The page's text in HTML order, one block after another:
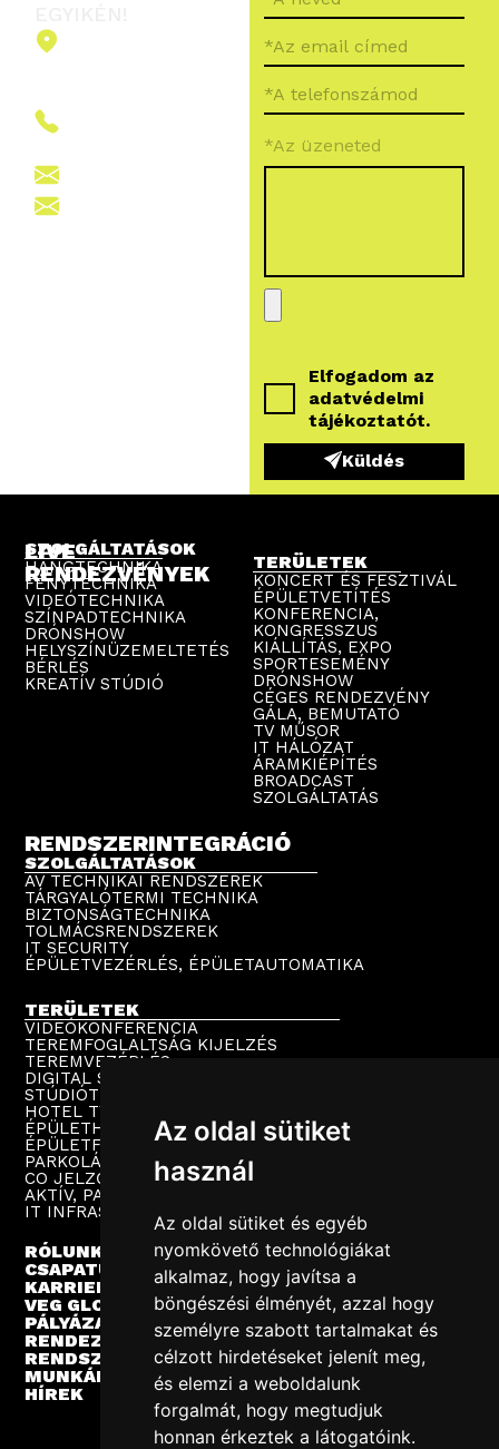
Az oldal sütiket
használ
Az oldal sütiket és egyéb
nyomkövető technológiákat
alkalmaz, hogy javítsa a
böngészési élményét, azzal hogy
személyre szabott tartalmakat és
célzott hirdetéseket jelenít meg,
és elemzi a weboldalunk
forgalmát, hogy megtudjuk
honnan érkeztek a látogatóink.
*Az üzeneted
Elfogadom az
adatvédelmi
tájékoztatót.
Küldés
LIVE
RENDEZVÉNYEK
SZOLGÁLTATÁSOK
HANGTECHNIKA
FÉNYTECHNIKA
VIDEÓTECHNIKA
SZÍNPADTECHNIKA
DRÓNSHOW
HELYSZÍNÜZEMELTETÉS
BÉRLÉS
KREATÍV STÚDIÓ
TERÜLETEK
KONCERT ÉS FESZTIVÁL
ÉPÜLETVETÍTÉS
KONFERENCIA,
KONGRESSZUS
KIÁLLÍTÁS, EXPO
SPORTESEMÉNY
DRÓNSHOW
CÉGES RENDEZVÉNY
GÁLA, BEMUTATÓ
TV MŰSOR
IT HÁLÓZAT
ÁRAMKIÉPÍTÉS
BROADCAST
SZOLGÁLTATÁS
RENDSZERINTEGRÁCIÓ
SZOLGÁLTATÁSOK
AV TECHNIKAI RENDSZEREK
TÁRGYALÓTERMI TECHNIKA
BIZTONSÁGTECHNIKA
TOLMÁCSRENDSZEREK
IT SECURITY
ÉPÜLETVEZÉRLÉS, ÉPÜLETAUTOMATIKA
TERÜLETEK
VIDEÓKONFERENCIA
TEREMFOGLALTSÁG KIJELZÉS
TEREMVEZÉRLÉS
DIGITAL SIGNAGE
STÚDIÓTECHNIKA
HOTEL TV
ÉPÜLETHANGOSÍTÁS
ÉPÜLETFELÜGYELET
PARKOLÁSTECHNIKA
CO JELZŐRENDSZER
AKTÍV, PASSZÍV HÁLÓZAT
IT INFRASTRUKTÚRA
RÓLUNK
CSAPATUNK
KARRIER
VEG GLOBAL
PÁLYÁZATOK
RENDEZVÉNYEK
RENDSZERINTEGRÁCIÓ
MUNKÁINK
HÍREK